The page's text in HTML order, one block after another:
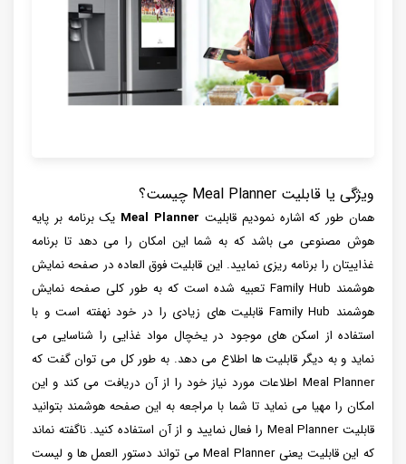
ویژگی یا قابلیت Meal Planner چیست؟
همان طور که اشاره نمودیم قابلیت Meal Planner یک برنامه بر پایه
هوش مصنوعی می باشد که به شما این امکان را می دهد تا برنامه
غذاییتان را برنامه ریزی نمایید. این قابلیت فوق العاده در صفحه نمایش
هوشمند Family Hub تعبیه شده است که به طور کلی صفحه نمایش
هوشمند Family Hub قابلیت های زیادی را در خود نهفته است و با
استفاده از اسکن های موجود در یخچال مواد غذایی را شناسایی می
نماید و به دیگر قابلیت ها اطلاع می دهد. به طور کل می توان گفت که
Meal Planner اطلاعات مورد نیاز خود را از آن دریافت می کند و این
امکان را مهیا می نماید تا شما با مراجعه به این صفحه هوشمند بتوانید
قابلیت Meal Planner را فعال نمایید و از آن استفاده کنید. ناگفته نماند
که این قابلیت یعنی Meal Planner می تواند دستور العمل ها و لیست